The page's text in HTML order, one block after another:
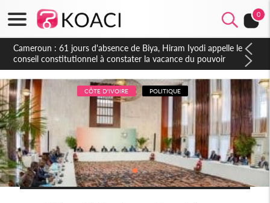
0
Côte d'Ivoire : Fin de la pagaille au PDCI-RDA, Lessiehi bannit
les mouvements sauvages
CÔTE D'IVOIRE POLITIQUE